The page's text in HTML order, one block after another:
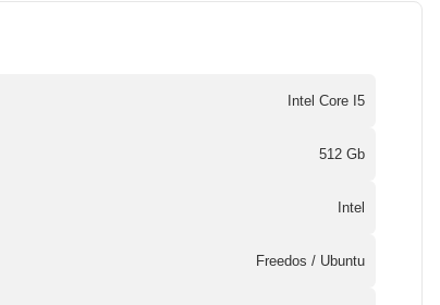
Intel Core I5
512 Gb
Intel
Freedos / Ubuntu